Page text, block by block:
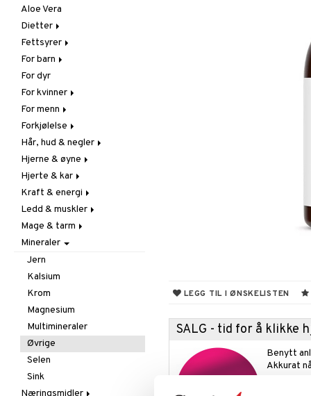
LEGG TIL I ØNSKELISTEN
SALG - tid for å klikke
Benytt
Akkurat
masse
Aloe Vera
Dietter
Glutenintolerant
LCHF
Raw Food
Fettsyrer
Marine fettsyrer
Veg. fettsyrer
For barn
Fettsyrer
Hudpleie
Vitamin & mineral
For dyr
For kvinner
Graviditet & amming
Klimakterie & PMS
Næringstilskudd
Øvrige
Sex & lyst
Skjelett
Urinveier
For menn
Næringstilskudd
Øvrige
Prostata
Sex & lyst
Forkjølelse
C-vitamin
Forebyggende &
lindrende
Hostedempende
Hvitløk
Øre, nese & hals
Øvrige
Virushemmende
Hår, hud & negler
Hår
Kosttilskudd
Sol & pigment
Hjerne & øyne
Fettsyrer
Hukommelse
Øyne
Hjerte & kar
Ginkgo biloba
Karstyrkende
Kolesterolsenkende
Marine fettsyrer
Veg. fettsyrer
Kraft & energi
Ginseng
Øvrige
Prestasjon
Q-10
Rosenrot
Schizandra
Ledd & muskler
Kosttilskudd
Utvortes
Mage & tarm
Drikker
Fibre
Fordøyelse
Syreregulerende
Tarm
Utrensning
Mineraler
Jern
Kalsium
Krom
Magnesium
Multimineraler
Øvrige
Selen
Sink
Næringsmidler